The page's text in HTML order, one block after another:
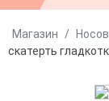
Магазин /
скатерть